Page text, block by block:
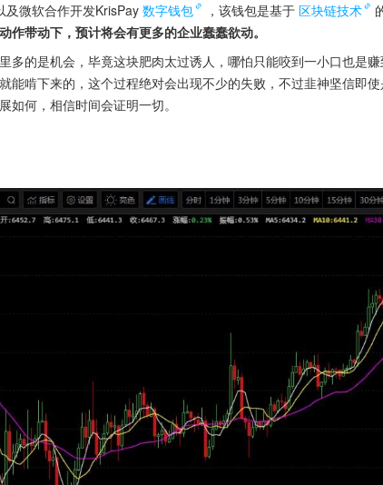
及微软合作开发KrisPay数字钱包 ，该钱包是基于 区块链技术
作带动下，预计将会有更多的企业蠢蠢欲动。
多的是机会，毕竟这块肥肉太过诱人，哪怕只能咬到一小口也是
能啃下来的，这个过程绝对会出现不少的失败，不过韭神坚信即
如何，相信时间会证明一切。